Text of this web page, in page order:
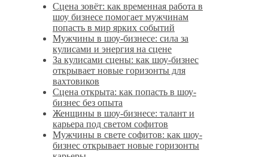
Сцена зовёт: как временная работа в
шоу бизнесе помогает мужчинам
попасть в мир ярких событий
Мужчины в шоу-бизнесе: сила за
кулисами и энергия на сцене
За кулисами сцены: как шоу-бизнес
открывает новые горизонты для
вахтовиков
Сцена открыта: как попасть в шоу-
бизнес без опыта
Женщины в шоу-бизнесе: талант и
карьера под светом софитов
Мужчины в свете софитов: как шоу-
бизнес открывает новые горизонты